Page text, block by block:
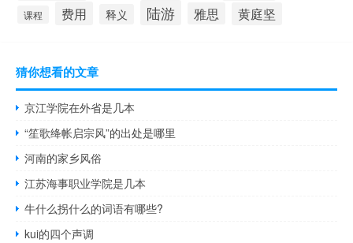
课程 费用 释义 陆游 雅思 黄庭坚
猜你想看的文章
京江学院在外省是几本
“笙歌绛帐启宗风”的出处是哪里
河南的家乡风俗
江苏海事职业学院是几本
牛什么拐什么的词语有哪些?
kui的四个声调